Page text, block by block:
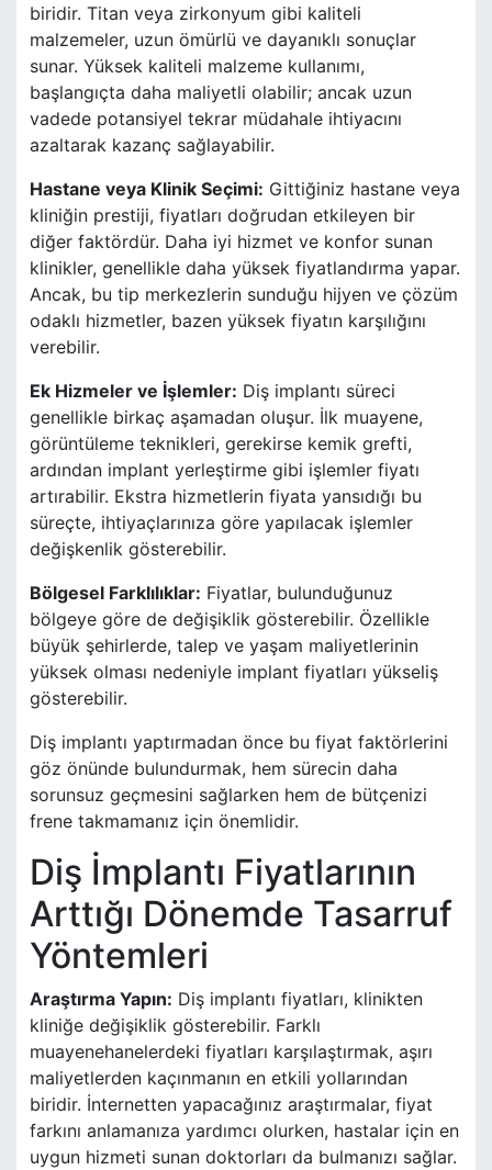
biridir. Titan veya zirkonyum gibi kaliteli
malzemeler, uzun ömürlü ve dayanıklı sonuçlar
sunar. Yüksek kaliteli malzeme kullanımı,
başlangıçta daha maliyetli olabilir; ancak uzun
vadede potansiyel tekrar müdahale ihtiyacını
azaltarak kazanç sağlayabilir.
Hastane veya Klinik Seçimi: Gittiğiniz hastane veya
kliniğin prestiji, fiyatları doğrudan etkileyen bir
diğer faktördür. Daha iyi hizmet ve konfor sunan
klinikler, genellikle daha yüksek fiyatlandırma yapar.
Ancak, bu tip merkezlerin sunduğu hijyen ve çözüm
odaklı hizmetler, bazen yüksek fiyatın karşılığını
verebilir.
Ek Hizmeler ve İşlemler: Diş implantı süreci
genellikle birkaç aşamadan oluşur. İlk muayene,
görüntüleme teknikleri, gerekirse kemik grefti,
ardından implant yerleştirme gibi işlemler fiyatı
artırabilir. Ekstra hizmetlerin fiyata yansıdığı bu
süreçte, ihtiyaçlarınıza göre yapılacak işlemler
değişkenlik gösterebilir.
Bölgesel Farklılıklar: Fiyatlar, bulunduğunuz
bölgeye göre de değişiklik gösterebilir. Özellikle
büyük şehirlerde, talep ve yaşam maliyetlerinin
yüksek olması nedeniyle implant fiyatları yükseliş
gösterebilir.
Diş implantı yaptırmadan önce bu fiyat faktörlerini
göz önünde bulundurmak, hem sürecin daha
sorunsuz geçmesini sağlarken hem de bütçenizi
frene takmamanız için önemlidir.
Diş İmplantı Fiyatlarının
Arttığı Dönemde Tasarruf
Yöntemleri
Araştırma Yapın: Diş implantı fiyatları, klinikten
kliniğe değişiklik gösterebilir. Farklı
muayenehanelerdeki fiyatları karşılaştırmak, aşırı
maliyetlerden kaçınmanın en etkili yollarından
biridir. İnternetten yapacağınız araştırmalar, fiyat
farkını anlamanıza yardımcı olurken, hastalar için en
uygun hizmeti sunan doktorları da bulmanızı sağlar.